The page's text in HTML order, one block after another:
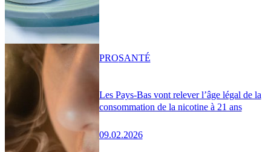
Les Pays-Bas vont relever l’âge légal de la
consommation de la nicotine à 21 ans
09.02.2026
PROSANTÉ